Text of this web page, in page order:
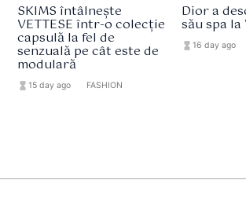
SKIMS întâlnește
VETTESE într-o colecție
capsulă la fel de
senzuală pe cât este de
modulară
hourglass_full15 day ago FASHION
Dior a
său spa
hourglass_full 16 day ago